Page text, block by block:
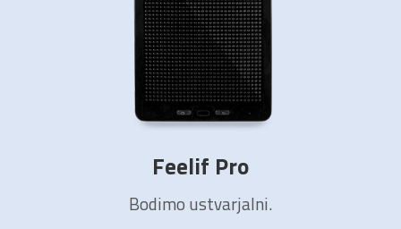
Feelif Pro
Bodimo ustvarjalni.